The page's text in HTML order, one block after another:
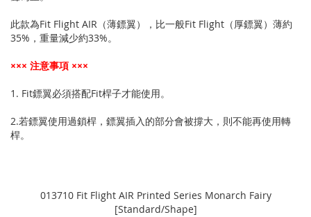
此款為Fit Flight AIR（薄鏢翼），比一般Fit Flight（厚鏢翼）薄約
35%，重量減少約33%。
××× 注意事項 ×××
1. Fit鏢翼必須搭配Fit桿子才能使用。
2.若鏢翼使用過鎖桿，鏢翼插入的部分會被撐大，則不能再使用轉
桿。
013710 Fit Flight AIR Printed Series Monarch Fairy
[Standard/Shape]